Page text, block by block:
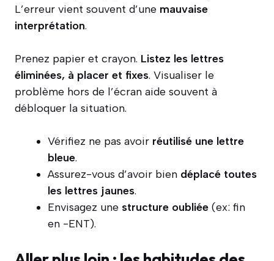
L’erreur vient souvent d’une mauvaise
interprétation.
Prenez papier et crayon. Listez les lettres
éliminées, à placer et fixes. Visualiser le
problème hors de l’écran aide souvent à
débloquer la situation.
Vérifiez ne pas avoir réutilisé une lettre
bleue.
Assurez-vous d’avoir bien déplacé toutes
les lettres jaunes.
Envisagez une structure oubliée (ex: fin
en -ENT).